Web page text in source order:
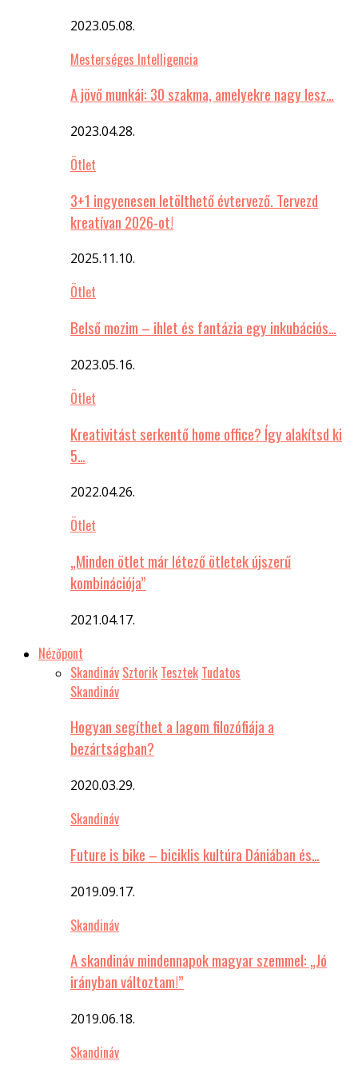
2023.05.08.
Mesterséges Intelligencia
A jövő munkái: 30 szakma, amelyekre nagy lesz…
2023.04.28.
Ötlet
3+1 ingyenesen letölthető évtervező. Tervezd
kreatívan 2026-ot!
2025.11.10.
Ötlet
Belső mozim – ihlet és fantázia egy inkubációs…
2023.05.16.
Ötlet
Kreativitást serkentő home office? Így alakítsd ki
5…
2022.04.26.
Ötlet
„Minden ötlet már létező ötletek újszerű
kombinációja”
2021.04.17.
Nézőpont
Skandináv Sztorik Tesztek Tudatos
Skandináv
Hogyan segíthet a lagom filozófiája a
bezártságban?
2020.03.29.
Skandináv
Future is bike – biciklis kultúra Dániában és…
2019.09.17.
Skandináv
A skandináv mindennapok magyar szemmel: „Jó
irányban változtam!”
2019.06.18.
Skandináv